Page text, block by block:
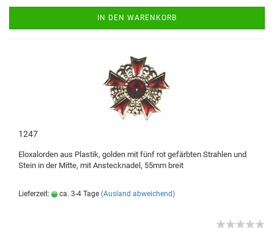
IN DEN WARENKORB
1247
Eloxalorden aus Plastik, golden mit fünf rot gefärbten Strahlen und
Stein in der Mitte, mit Anstecknadel, 55mm breit
Lieferzeit: ca. 3-4 Tage (Ausland abweichend)